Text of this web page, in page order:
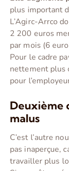
plus important
L’Agirc-Arrco
2 200 euros
par mois (6
Pour le cadre
nettement plus
pour
Deuxième
malus
C’est l’autre
pas inaperçue,
travailler plus